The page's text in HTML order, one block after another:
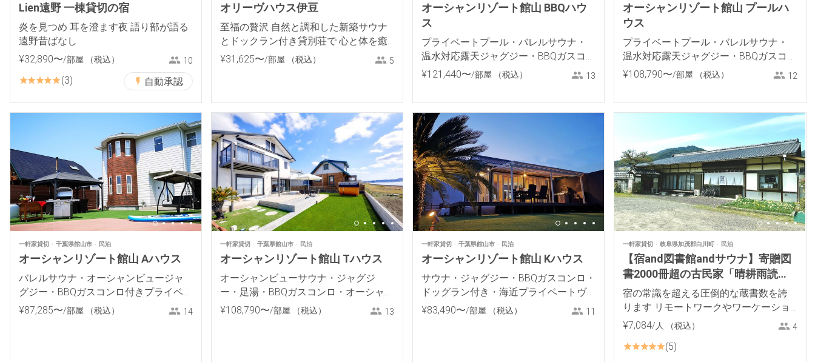
Lien遠野 一棟貸切の宿
炎を見つめ 耳を澄ます夜 語り部が語る
遠野昔ばなし
¥32,890〜/部屋 （税込） 10
3 自動承認
オリーヴハウス伊豆
至福の贅沢 自然と調和した新築サウナ
とドックラン付き貸別荘で 心と体を癒
す旅を
¥31 ,625〜/部屋 （税込） 5
オーシャンリゾート館山 BBQハウ
ス
プライベートプール・バレルサウナ・
温水対応露天ジャグジー・BBQガスコン
ロ付きプライベートヴィラ
¥121 ,440〜/部屋 （税込） 13
オーシャンリゾート館山 プールハ
ウス
プライベートプール・バレルサウナ・
温水対応露天ジャグジー・BBQガスコン
ロ付きプライベートヴィラ
¥108,790〜/部屋 （税込） 12
一軒家貸切 千葉県館山市 民泊
オーシャンリゾート館山 Aハウス
バレルサウナ・オーシャンビュージャ
グジー・BBQガスコンロ付きプライベー
トヴィラ
¥87,285〜/部屋 （税込） 14
一軒家貸切 千葉県館山市 民泊
オーシャンリゾート館山 Tハウス
オーシャンビューサウナ・ジャグジ
ー・足湯・BBQガスコンロ・オーシャン
フロントプライベートヴィラ
¥108,790〜/部屋 （税込） 13
一軒家貸切 千葉県館山市 民泊
オーシャンリゾート館山 Kハウス
サウナ・ジャグジー・BBQガスコンロ・
ドッグラン付き・海近プライベートヴ
ィラ
¥83,490〜/部屋 （税込） 11
一軒家貸切 岐阜県加茂郡白川町 民泊
【宿and図書館andサウナ】寄贈図
書2000冊超の古民家「晴耕雨読と
みだ」
宿の常識を超える圧倒的な蔵書数を誇
ります リモートワークやワーケーショ
ンにも対応します
¥7,084/人 （税込） 4
5